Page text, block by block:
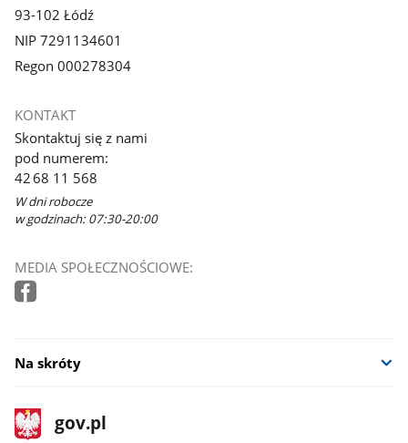
93-102 Łódź
NIP 7291134601
Regon 000278304
KONTAKT
Skontaktuj się z nami
pod numerem:
42 68 11 568
W dni robocze
w godzinach: 07:30-20:00
MEDIA SPOŁECZNOŚCIOWE:
Na skróty
stopka
gov.pl
Strona
gov.pl